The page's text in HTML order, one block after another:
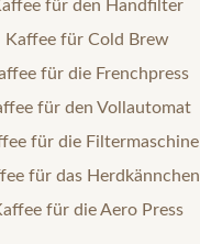
für den Handfilter
Kaffee für Cold Brew
für die Frenchpress
für den Vollautomat
für die Filtermaschine
für das Herdkännchen
für die Aero Press